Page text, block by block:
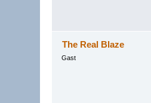
The Real Blaze
Gast